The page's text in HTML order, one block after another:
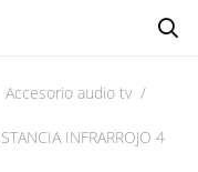
Accesorio audio tv /
INFRARROJO 4